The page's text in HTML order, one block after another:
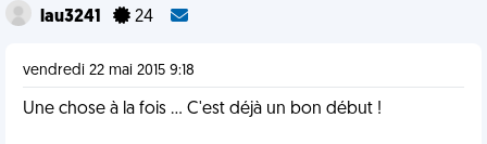
lau3241 24
vendredi 22 mai 2015 9:18
Une chose à la fois ... C'est déjà un bon début !